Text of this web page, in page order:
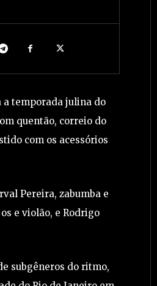
a temporada julina do
quentão, correio do
com os acessórios
Pereira, zabumba e
e violão, e Rodrigo
subgêneros do ritmo,